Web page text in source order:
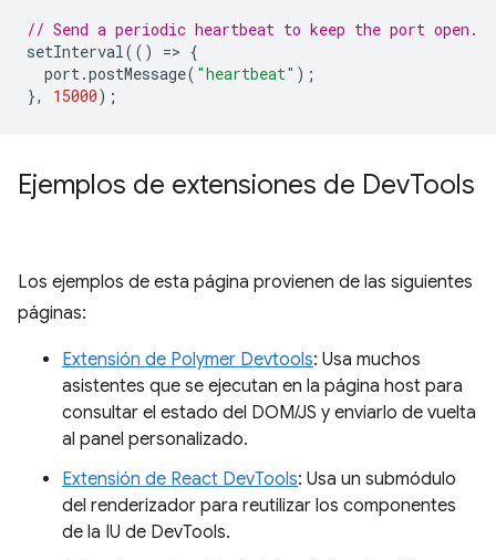
// Send a periodic heartbeat to keep the port open.
setInterval(() => {
port.postMessage( "heartbeat" );
},
15000);
Ejemplos de extensiones de DevTools
Los ejemplos de esta página provienen de las siguientes
páginas:
Extensión de Polymer Devtools: Usa muchos
asistentes que se ejecutan en la página host para
consultar el estado del DOM/JS y enviarlo de vuelta
al panel personalizado.
Extensión de React DevTools: Usa un submódulo
del renderizador para reutilizar los componentes
de la IU de DevTools.